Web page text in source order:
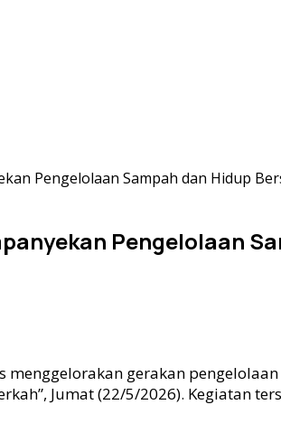
Pengelolaan Sampah dan Hidup
Pengelolaan
menggelorakan gerakan
Jumat (22/5/2026). Kegiatan